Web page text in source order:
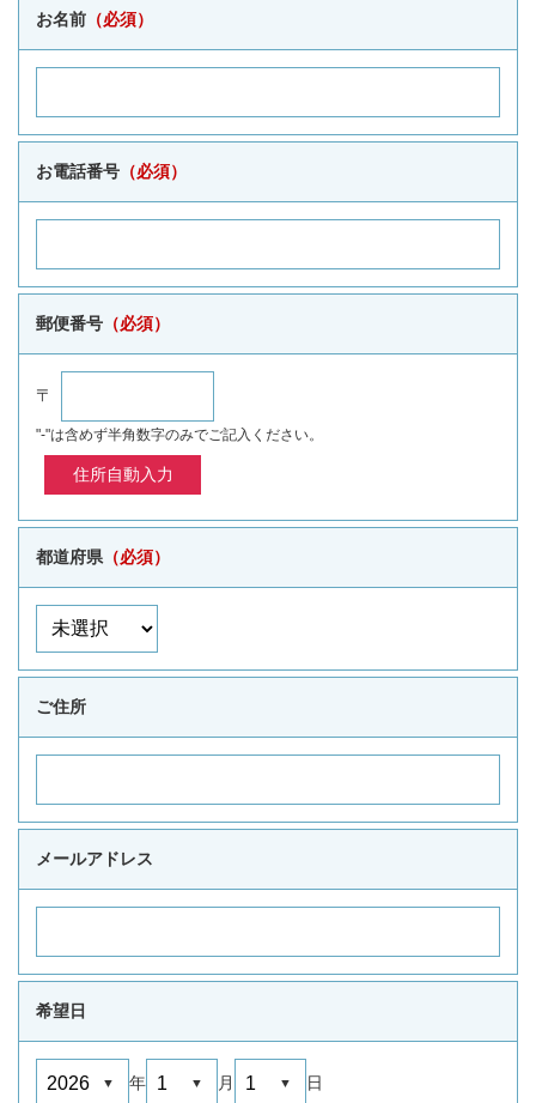
お名前 （必須）
お電話番号 （必須）
郵便番号 （必須）
〒
"-"は含めず半角数字のみでご記入ください。
都道府県 （必須）
ご住所
メールアドレス
希望日
年 月 日